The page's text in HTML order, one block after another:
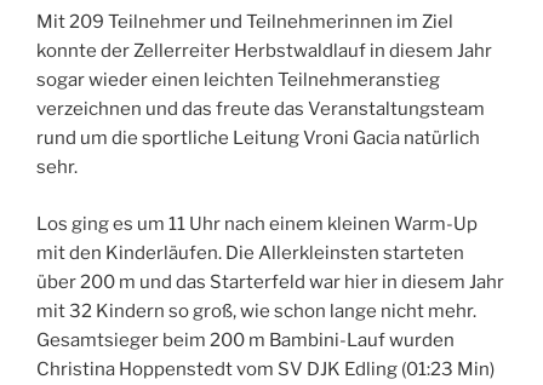
Mit 209 Teilnehmer und Teilnehmerinnen im Ziel
konnte der Zellerreiter Herbstwaldlauf in diesem Jahr
sogar wieder einen leichten Teilnehmeranstieg
verzeichnen und das freute das Veranstaltungsteam
rund um die sportliche Leitung Vroni Gacia natürlich
sehr.
Los ging es um 11 Uhr nach einem kleinen Warm-Up
mit den Kinderläufen. Die Allerkleinsten starteten
über 200 m und das Starterfeld war hier in diesem Jahr
mit 32 Kindern so groß, wie schon lange nicht mehr.
Gesamtsieger beim 200 m Bambini-Lauf wurden
Christina Hoppenstedt vom SV DJK Edling (01:23 Min)